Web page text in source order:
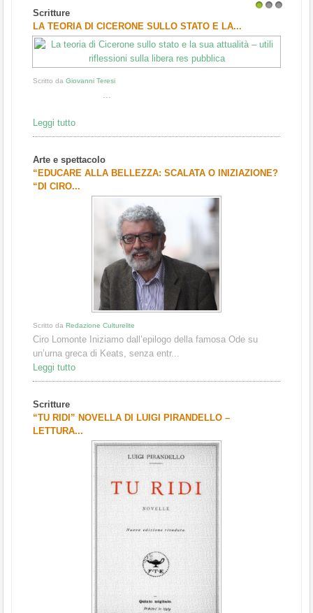
Scritture
LA TEORIA DI CICERONE SULLO STATO E LA...
Scritto da Giovanni Teresi
...
Leggi tutto
Arte e spettacolo
“EDUCARE ALLA BELLEZZA: SCALATA O INIZIAZIONE?
“DI CIRO...
Scritto da Redazione Culturelite
Ciro Lomonte Iniziamo dall’epilogo della famosa Ode su
un’urna greca di Keats, senza entr...
Leggi tutto
Scritture
“TU RIDI” NOVELLA DI LUIGI PIRANDELLO –
LETTURA...